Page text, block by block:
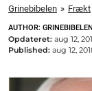
Grinebibelen » Frækt
AUTHOR: GRINEBIBELEN
Opdateret: aug 12,
Published: aug 12,